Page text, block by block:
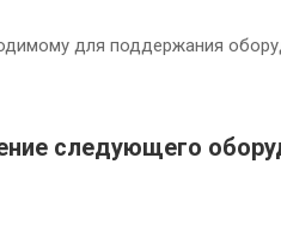
для поддержания
следующего